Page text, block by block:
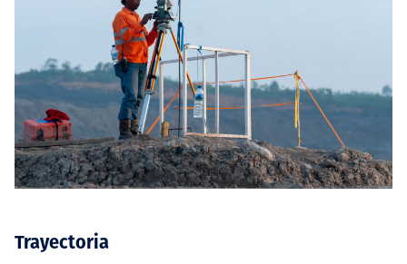
Trayectoria